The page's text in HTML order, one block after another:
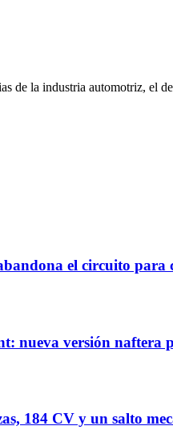
de la industria automotriz, el
el circuito para
nueva versión naftera
184 CV y un salto